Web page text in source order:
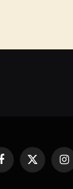
Facebook
X
(Twitter)